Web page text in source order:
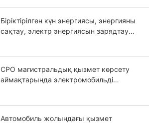
Біріктірілген күн энергиясы, энергияны
сақтау, электр энергиясын зарядтау
CPO магистральдық қызмет көрсету
аймақтарында электромобильді
Автомобиль жолындағы қызмет